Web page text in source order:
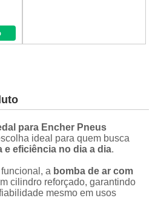
para Encher Pneus
ideal para quem busca
e eficiência no dia a dia.
a bomba de ar com
cilindro reforçado, garantindo
mesmo em usos